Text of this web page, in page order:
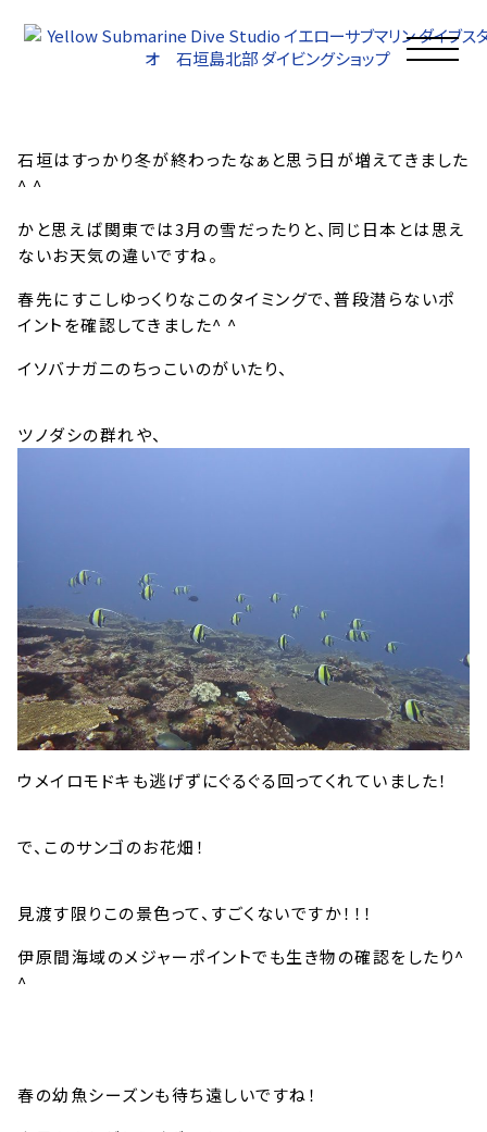
2025年03月04日
3月4日のイエサブ
石垣はすっかり冬が終わったなぁと思う日が増えてきました
^ ^
かと思えば関東では3月の雪だったりと、同じ日本とは思え
ないお天気の違いですね。
春先にすこしゆっくりなこのタイミングで、普段潜らないポ
イントを確認してきました^ ^
イソバナガニのちっこいのがいたり、
ツノダシの群れや、
ウメイロモドキも逃げずにぐるぐる回ってくれていました！
で、このサンゴのお花畑！
見渡す限りこの景色って、すごくないですか！！！
伊原間海域のメジャーポイントでも生き物の確認をしたり^
^
春の幼魚シーズンも待ち遠しいですね！